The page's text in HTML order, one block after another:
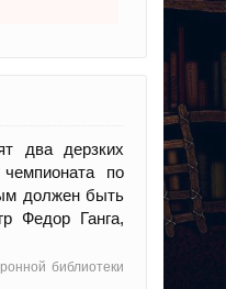
два дерзких
по
должен быть
Федор Ганга,
библиотеки